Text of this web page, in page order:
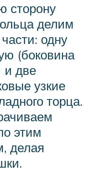
сторону
делим
одну
(боковина
и две
узкие
торца.
этим
делая